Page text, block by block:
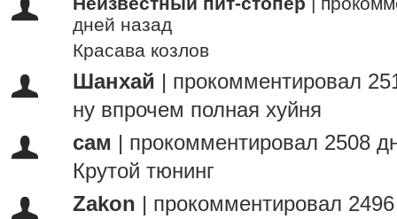
дней назад
Красава козлов
Шанхай
прокомментировал
ну впрочем полная хуйня
сам
прокомментировал 2508
Крутой тюнинг
Zakon
прокомментировал